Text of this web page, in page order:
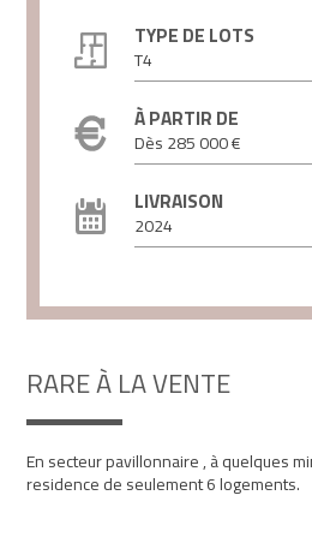
TYPE DE LOTS
T4
À PARTIR DE
Dès 285 000 €
LIVRAISON
2024
RARE À LA VENTE
En secteur pavillonnaire , à quelques
residence de seulement 6 logements.